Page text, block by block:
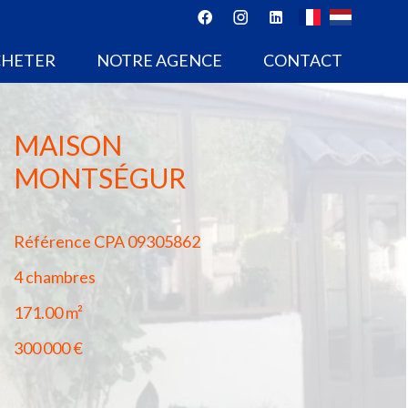
NOTRE AGENCE CONTACT
MAISON
MONTSÉGUR
Référence CPA 09305862
4 chambres
171.00m²
300 000 €